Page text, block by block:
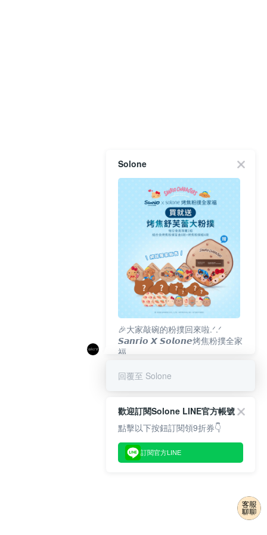
Solone
🎉大家敲碗的粉撲回來啦.ᐟ‪‪.ᐟ
𝙎𝙖𝙣𝙧𝙞𝙤 𝙓 𝙎𝙤𝙡𝙤𝙣𝙚烤焦粉撲全家
福
回覆至 Solone
歡迎訂閱Solone LINE官方帳號
點擊以下按鈕訂閱領9折券👇
訂閱官方LINE